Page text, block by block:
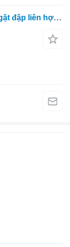
Sàng máy gặt liên hợp dành cho máy gặt đập liên hợp Massey Ferguson 7278